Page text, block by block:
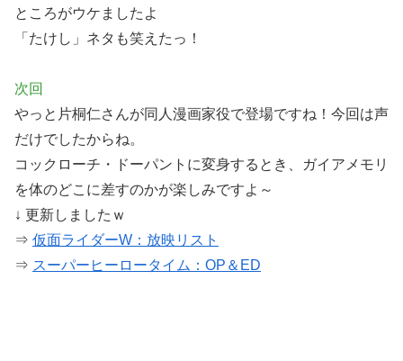
ところがウケましたよ
「たけし」ネタも笑えたっ！
次回
やっと片桐仁さんが同人漫画家役で登場ですね！今回は声
だけでしたからね。
コックローチ・ドーパントに変身するとき、ガイアメモリ
を体のどこに差すのかが楽しみですよ～
↓ 更新しましたｗ
⇒ 仮面ライダーW：放映リスト
⇒ スーパーヒーロータイム：OP＆ED